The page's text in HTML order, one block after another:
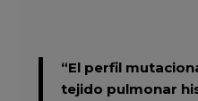
“El perfil
tejido pulmonar